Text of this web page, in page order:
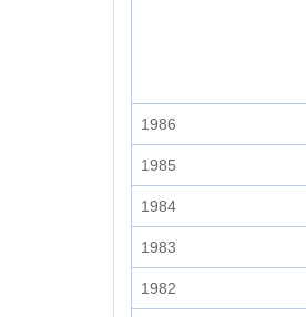
1986
1985
1984
1983
1982